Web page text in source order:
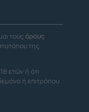
τους όρους
της
ετών ή ότι
ή επιτρόπου